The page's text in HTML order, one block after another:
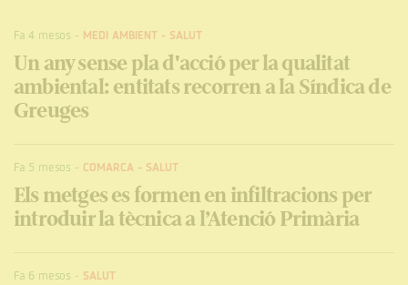
Fa 4 mesos - MEDI AMBIENT - SALUT
Un any sense pla d'acció per la qualitat
ambiental: entitats recorren a la Síndica de
Greuges
Fa 5 mesos - COMARCA - SALUT
Els metges es formen en infiltracions per
introduir la tècnica a l’Atenció Primària
Fa 6 mesos - SALUT